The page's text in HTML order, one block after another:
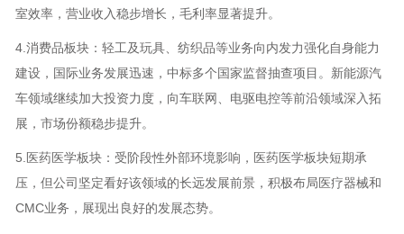
室效率，营业收入稳步增长，毛利率显著提升。
4.消费品板块：轻工及玩具、纺织品等业务向内发力强化自身能力
建设，国际业务发展迅速，中标多个国家监督抽查项目。新能源汽
车领域继续加大投资力度，向车联网、电驱电控等前沿领域深入拓
展，市场份额稳步提升。
5.医药医学板块：受阶段性外部环境影响，医药医学板块短期承
压，但公司坚定看好该领域的长远发展前景，积极布局医疗器械和
CMC业务，展现出良好的发展态势。